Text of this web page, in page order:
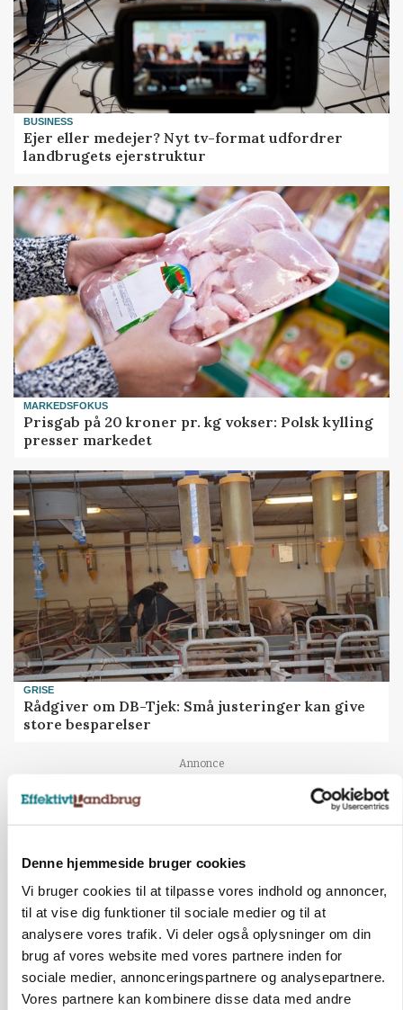
Denne hjemmeside bruger cookies
Vi bruger cookies til at tilpasse vores indhold og annoncer,
til at vise dig funktioner til sociale medier og til at
analysere vores trafik. Vi deler også oplysninger om din
brug af vores website med vores partnere inden for
sociale medier, annonceringspartnere og analysepartnere.
Vores partnere kan kombinere disse data med andre
BUSINESS
Ejer eller medejer? Nyt tv-format udfordrer
landbrugets ejerstruktur
MARKEDSFOKUS
Prisgab på 20 kroner pr. kg vokser: Polsk kylling
presser markedet
GRISE
Rådgiver om DB-Tjek: Små justeringer kan give
store besparelser
Annonce
Loading...